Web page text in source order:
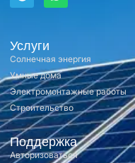
Услуги
Солнечная энергия
Умные дома
Электромонтажные работы
Строительство
Поддержка
Авторизоваться